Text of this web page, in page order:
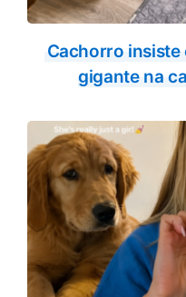
Cachorro
gigante na